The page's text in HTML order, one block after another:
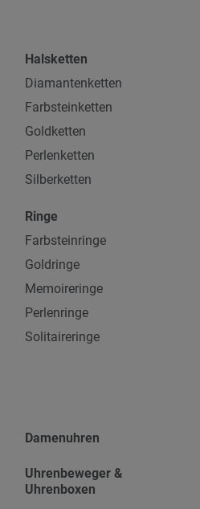
Halsketten
Diamantenketten
Farbsteinketten
Goldketten
Perlenketten
Silberketten
Ringe
Farbsteinringe
Goldringe
Memoireringe
Perlenringe
Solitaireringe
Damenuhren
Uhrenbeweger &
Uhrenboxen